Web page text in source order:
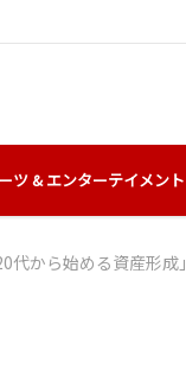
ツ & エンターテイメント
代から始める資産形